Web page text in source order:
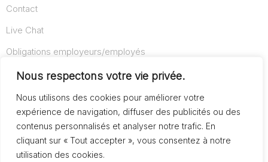
Nous respectons votre vie privée.
Nous utilisons des cookies pour améliorer votre
expérience de navigation, diffuser des publicités ou des
contenus personnalisés et analyser notre trafic. En
cliquant sur « Tout accepter », vous consentez à notre
utilisation des cookies.
Contact
Live Chat
Obligations employeurs/employés
Conditions d’utilisation
Mentions légales
© Copyright AideAuxSeniors.fr 2024. Designed and